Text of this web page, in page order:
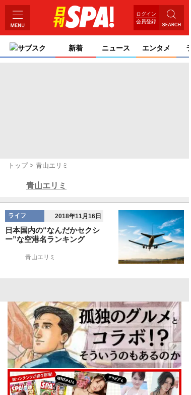
ログイン
会員登録
サブスク 新着 ニュース エンタメ
トップ 青山エリミ
青山エリミ
ライフ 2018年11月16日
日本国内の“なんだかセクシ
ー”な空港名ランキング
青山エリミ